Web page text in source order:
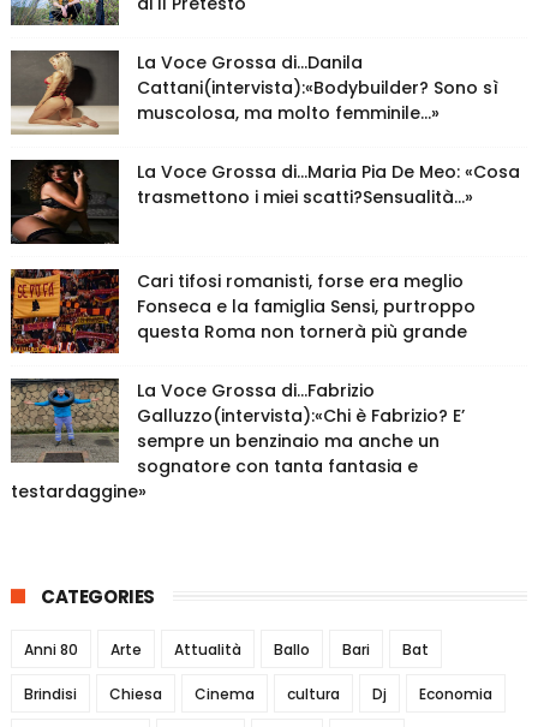
La Voce Grossa di…Danila
Cattani(intervista):«Bodybuilder? Sono sì
muscolosa, ma molto femminile…»
La Voce Grossa di…Maria Pia De Meo: «Cosa
trasmettono i miei scatti?Sensualità…»
Cari tifosi romanisti, forse era meglio
Fonseca e la famiglia Sensi, purtroppo
questa Roma non tornerà più grande
La Voce Grossa di…Fabrizio
Galluzzo(intervista):«Chi è Fabrizio? E’
sempre un benzinaio ma anche un
sognatore con tanta fantasia e
testardaggine»
CATEGORIES
Anni 80 Arte Attualità Ballo Bari Bat
Brindisi Chiesa Cinema cultura Dj Economia